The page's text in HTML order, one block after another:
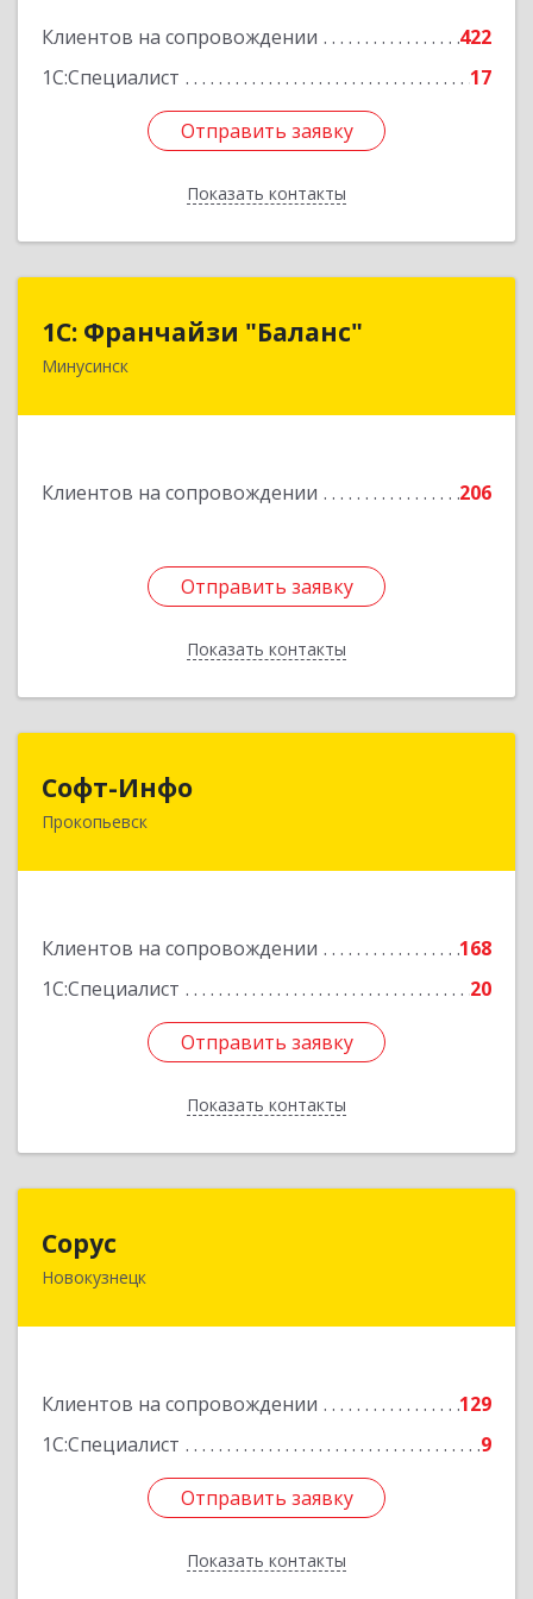
Клиентов на сопровождении
422
1С:Специалист
17
Отправить заявку
Показать контакты
Отправить заявку
Назад
1С: Франчайзи "Баланс"
Минусинск
Клиентов на сопровождении 206
Отправить заявку
Показать контакты
1С: Франчайзи "Баланс"
662610, Красноярский край, Минусинск г,
Отправить заявку
Назад
Софт-Инфо
Прокопьевск
Клиентов на сопровождении
168
1С:Специалист
20
Отправить заявку
Показать контакты
653039, Кемеровская область - Кузбасс,
Подробнее
Отправить заявку
Назад
Сорус
Новокузнецк
Клиентов на сопровождении
129
1С:Специалист
9
Отправить заявку
Показать контакты
654005, Кемеровская область - Кузбасс,
Подробнее
Отправить заявку
Назад